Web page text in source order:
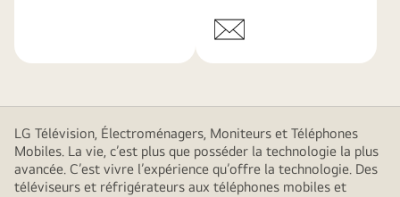
LG Télévision, Électroménagers, Moniteurs et Téléphones
Mobiles. La vie, c’est plus que posséder la technologie la plus
avancée. C’est vivre l’expérience qu’offre la technologie. Des
téléviseurs et réfrigérateurs aux téléphones mobiles et